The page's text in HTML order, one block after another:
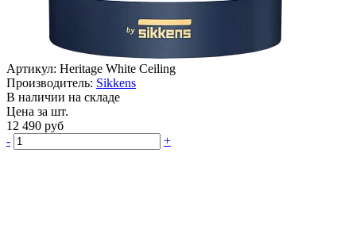
Артикул: Heritage White Ceiling
Производитель: Sikkens
В наличии на складе
Цена за шт.
12 490 руб
-
+